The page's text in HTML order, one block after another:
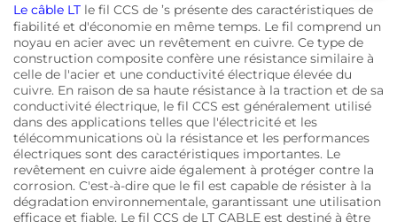
Le câble LT le fil CCS de ’s présente des caractéristiques de
fiabilité et d'économie en même temps. Le fil comprend un
noyau en acier avec un revêtement en cuivre. Ce type de
construction composite confère une résistance similaire à
celle de l'acier et une conductivité électrique élevée du
cuivre. En raison de sa haute résistance à la traction et de sa
conductivité électrique, le fil CCS est généralement utilisé
dans des applications telles que l'électricité et les
télécommunications où la résistance et les performances
électriques sont des caractéristiques importantes. Le
revêtement en cuivre aide également à protéger contre la
corrosion. C'est-à-dire que le fil est capable de résister à la
dégradation environnementale, garantissant une utilisation
efficace et fiable. Le fil CCS de LT CABLE est destiné à être